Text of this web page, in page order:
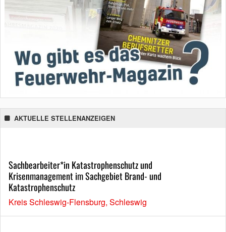
AKTUELLE STELLENANZEIGEN
Sachbearbeiter*in Katastrophenschutz und
Krisenmanagement im Sachgebiet Brand- und
Katastrophenschutz
Kreis Schleswig-Flensburg, Schleswig